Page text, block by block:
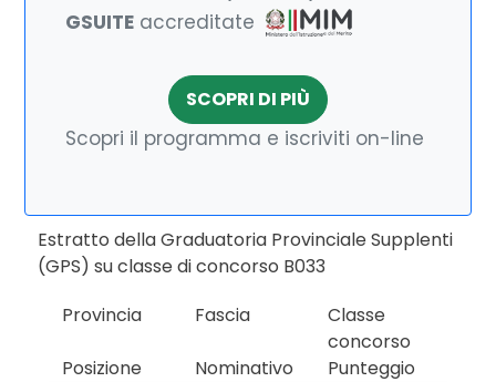
GSUITE accreditate
SCOPRI DI PIÙ
Scopri il programma e iscriviti on-line
Estratto della Graduatoria Provinciale Supplenti
(GPS) su classe di concorso B033
Provincia
Fascia
Classe
concorso
Posizione
Nominativo
Punteggio